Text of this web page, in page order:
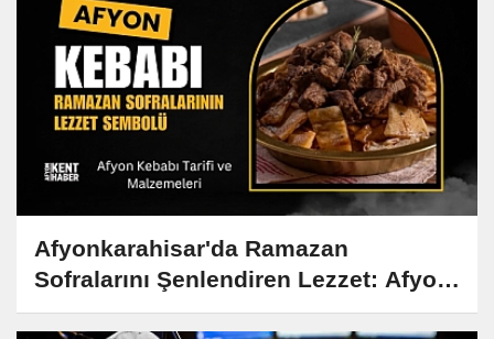
Afyonkarahisar'da Ramazan
Sofralarını Şenlendiren Lezzet: Afyon
Kebabı Tarifi ve Hikayesi